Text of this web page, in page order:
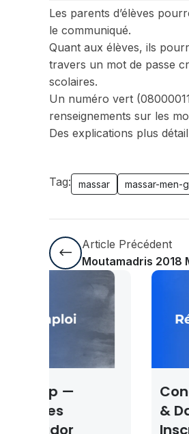
Les parents d’élèves
le communiqué.
Quant aux élèves, ils
travers un mot de passe
scolaires.
Un numéro vert
renseignements sur les
Des explications plus
Tag: massar massar-men-
Article Précédent
Moutamadris 2018
Concours ISMAC
& Dakhla 2026-
Inscription